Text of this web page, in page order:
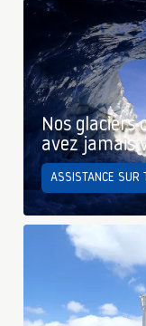
Nos glaciers
avez jamais
ASSISTANCE SUR